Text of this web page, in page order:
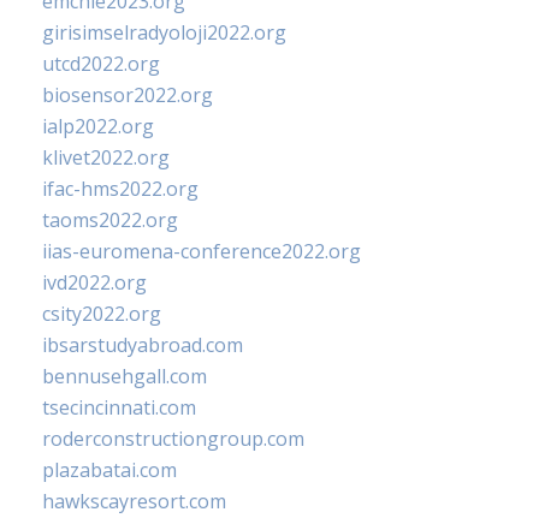
girisimselradyoloji2022.org
utcd2022.org
biosensor2022.org
ialp2022.org
klivet2022.org
ifac-hms2022.org
taoms2022.org
iias-euromena-conference2022.org
ivd2022.org
csity2022.org
ibsarstudyabroad.com
bennusehgall.com
tsecincinnati.com
roderconstructiongroup.com
plazabatai.com
hawkscayresort.com